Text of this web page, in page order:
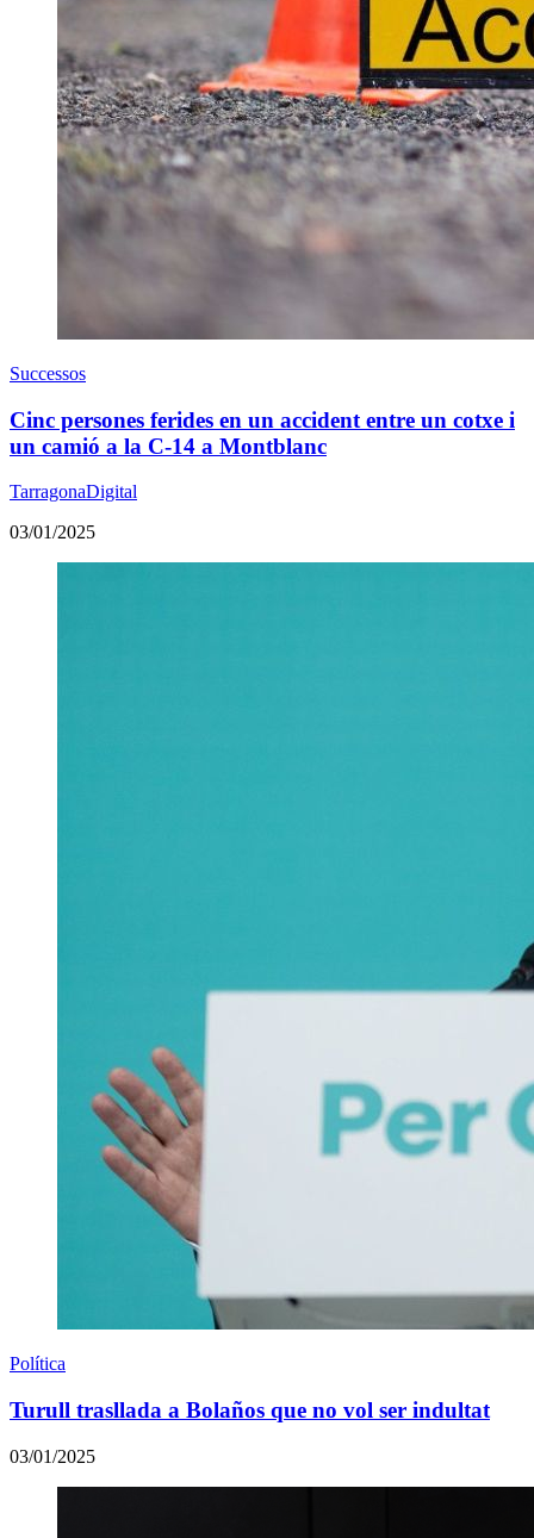
Successos
Cinc persones ferides en un accident entre un cotxe i
un camió a la C-14 a Montblanc
TarragonaDigital
03/01/2025
Política
Turull trasllada a Bolaños que no vol ser indultat
03/01/2025